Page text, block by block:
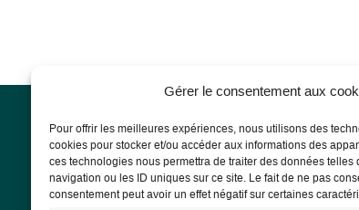
Gérer le consentement aux
Pour offrir les meilleures expériences, nous utilisons des
cookies pour stocker et/ou accéder aux informations des
ces technologies nous permettra de traiter des données telles
navigation ou les ID uniques sur ce site. Le fait de ne pas
consentement peut avoir un effet négatif sur certaines
Informations légales
Mentions légales